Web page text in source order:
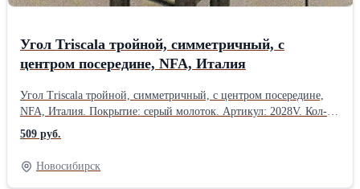
Угол Triscala тройной, симметричный, с
центром посередине, NFA, Италия
Угол Triscala тройной, симметричный, с центром посередине,
NFA, Италия. Покрытие: серый молоток. Артикул: 2028V. Кол-
во: 24 шт. Производство: NFA, Италия. Товар в наличии в
Новосибирске.Производитель: NFA, Италия
509 руб.
Новосибирск